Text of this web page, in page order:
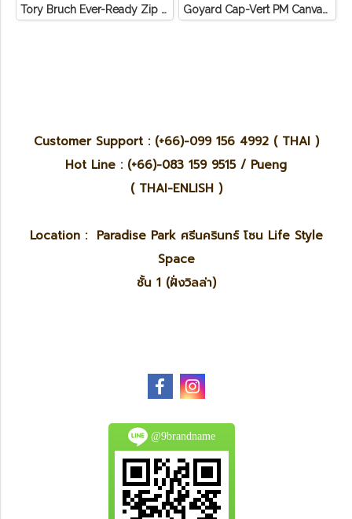
Tory Bruch Ever-Ready Zip Tote Winter Zinc Canvas Goyard Cap-Vert PM Canvas Black Tan
Customer Support : (+66)-099 156 4992 ( THAI )
Hot Line : (+66)-083 159 9515 / Pueng
( THAI-ENLISH )
Location : Paradise Park ศรีนครินทร์ โซน Life Style
Space
ชั้น 1 (ฝั่งวิลล่า)
@9brandname